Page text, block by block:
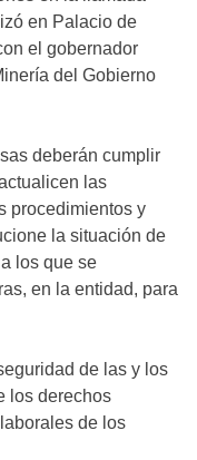
en Palacio de
el gobernador
del Gobierno
deberán cumplir
las
procedimientos y
la situación de
los que se
en la entidad, para
de las y los
los derechos
de los